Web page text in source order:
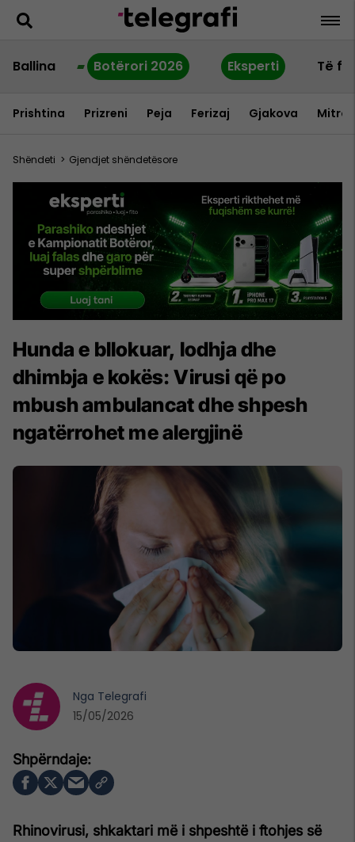
Ballina Botërori 2026 Eksperti Të
Prishtina Prizreni Peja Ferizaj Gjakova
Shëndeti > Gjendjet shëndetësore
Hunda e bllokuar, lodhja dhe
dhimbja e kokës: Virusi që po
mbush ambulancat dhe shpesh
ngatërrohet me alergjinë
Rhinovirusi, shkaktari më i shpeshtë i ftohjes së
Nga Telegrafi
15/05/2026